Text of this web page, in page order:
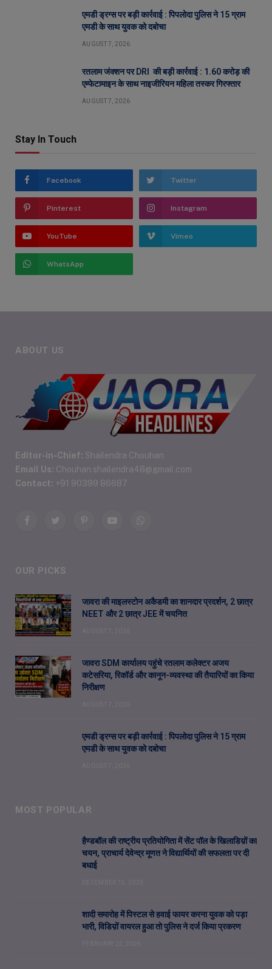
एमडी ड्रग्स पर बड़ी कार्रवाई : पिपलोदा पुलिस ने 15 ग्राम
एमडी के साथ युवक को दबोचा
AUGUST 7, 2026
रतलाम जंक्शन पर DRI की बड़ी कार्रवाई : 1.60 करोड़ की
एम्फेटामाइन के साथ नाइजीरियन महिला तस्कर गिरफ्तार
AUGUST 7, 2026
Stay In Touch
Facebook Twitter
Pinterest Instagram
YouTube Vimeo
WhatsApp
ABOUT US
Editor-in-Chief: Shailendra Chouhan
Email Us: Chouhan.shailendra48@gmail.com
Contact: +91 90399 86687
FacebookTwitterPinterestYouTubeWhatsApp
OUR PICKS
जावरा की माइलस्टोन अकैडमी का शानदार प्रदर्शन, 2 छात्र
NEET और 2 छात्र JEE में चयनित
जावरा SDM कार्यालय पहुंचे रतलाम कलेक्टर अजय
कटेसरिया, रिकॉर्ड और कानून-व्यवस्था की तैयारियों का किया
निरीक्षण
एमडी ड्रग्स पर बड़ी कार्रवाई : पिपलोदा पुलिस ने 15 ग्राम
एमडी के साथ युवक को दबोचा
MOST POPULAR
हैण्डबॉल की राष्ट्रीय प्रतियोगिता में सेंट पॉल के खिलाडिय़ों का
चयन, प्राचार्य देवेन्द्र मूणत ने विद्यार्थियों की सफलता पर दी
बधाई
शादी समारोह में पिस्टल से हवाई फायर करना युवक को पड़ा
भारी, विडिय़ों वायरल हुआ तो पुलिस ने दर्ज किया प्रकरण